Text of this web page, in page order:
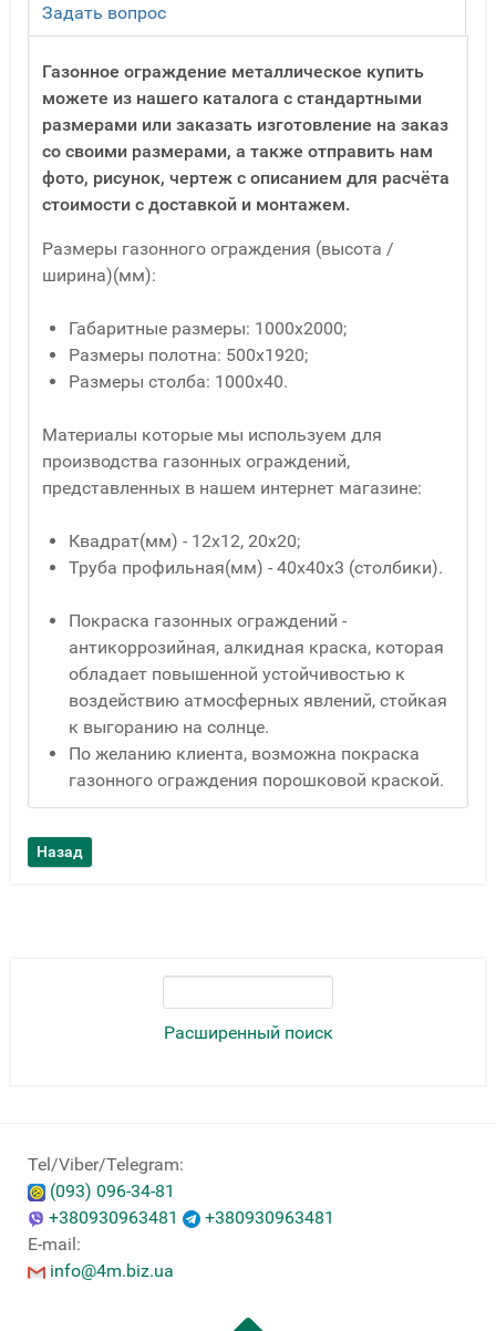
Расширенный поиск
Задать вопрос
Газонное ограждение металлическое купить
можете из нашего каталога с стандартными
размерами или заказать изготовление на заказ
со своими размерами, а также отправить нам
фото, рисунок, чертеж с описанием для расчёта
стоимости с доставкой и монтажем.
Размеры газонного ограждения (высота /
ширина)(мм):
Габаритные размеры: 1000х2000;
Размеры полотна: 500х1920;
Размеры столба: 1000х40.
Материалы которые мы используем для
производства газонных ограждений,
представленных в нашем интернет магазине:
Квадрат(мм) - 12x12, 20x20;
Труба профильная(мм) - 40x40x3 (столбики).
Покраска газонных ограждений -
антикоррозийная, алкидная краска, которая
обладает повышенной устойчивостью к
воздействию атмосферных явлений, стойкая
к выгоранию на солнце.
По желанию клиента, возможна покраска
газонного ограждения порошковой краской.
Tel/Viber/Telegram:
(093) 096-34-81
+380930963481
+380930963481
E-mail:
info@4m.biz.ua